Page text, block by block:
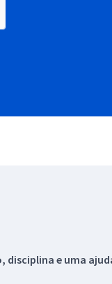
disciplina e uma